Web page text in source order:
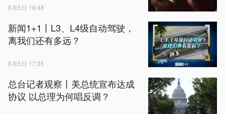
8月5日 18:48
新闻1+1丨L3、L4级自动驾驶，
离我们还有多远？
8月5日 17:35
总台记者观察丨美总统宣布达成
协议 以总理为何唱反调？